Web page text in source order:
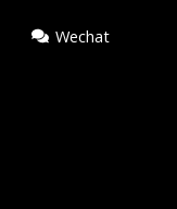
Wechat